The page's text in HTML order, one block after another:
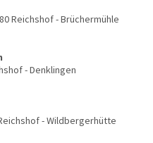
Reichshof - Brüchermühle
- Denklingen
- Wildbergerhütte